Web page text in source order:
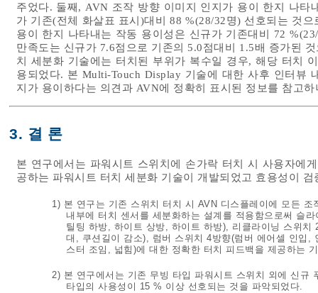
주었다. 둘째, AVN 조작 방향 이미지 인지가 용이 한지 나
가 기존(전체 화살표 표시)대비 88 %(28/32명) 선호되는 것
용이 한지 나타내는 작동 용이성은 신규가 기존대비 72
만족도는 신규가 7.6점으로 기존의 5.0점대비 1.5배 증가된
치 세분화 기술에는 터치된 부위가 복수일 경우, 해당 터치
용되었다. 본 Multi-Touch Display 기술에 대한 사후 인터뷰
지가 용이하다는 의견과 AVN에 정확히 표시된 정보를 참고
3. 결 론
본 연구에서는 파워시트 스위치에 손가락 터치 시 사용자에
공하는 파워시트 터치 세분화 기술이 개발되었고 효용성이 검
1) 본 연구는 기존 스위치 터치 시 AVN 디스플레이에 모든
내부에 터치 센서를 세분화하는 설계를 적용함으로써 슬
틸팅 하방, 하이트 상방, 하이트 하방), 리클라이닝 스위
대, 쿠션길이 감소), 럼버 스위치 4방향(럼버 에어셀 인입
스터 조임, 넓힘)에 대한 정확한 터치 피드백을 제공하는
2) 본 연구에서는 기존 무빙 타입 파워시트 스위치 외에 신규
타입의 사용성이 15 % 이상 선호되는 것을 파악되었다.